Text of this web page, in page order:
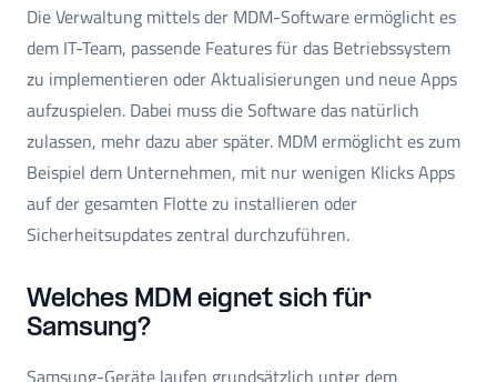
Die Verwaltung mittels der MDM-Software ermöglicht es
dem IT-Team, passende Features für das Betriebssystem
zu implementieren oder Aktualisierungen und neue Apps
aufzuspielen. Dabei muss die Software das natürlich
zulassen, mehr dazu aber später. MDM ermöglicht es zum
Beispiel dem Unternehmen, mit nur wenigen Klicks Apps
auf der gesamten Flotte zu installieren oder
Sicherheitsupdates zentral durchzuführen.
Welches MDM eignet sich für
Samsung?
Samsung-Geräte laufen grundsätzlich unter dem